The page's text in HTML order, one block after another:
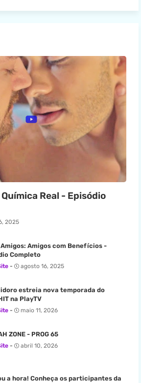
Real - Episódio
2025
Amigos com Benefícios -
Completo
agosto 16, 2025
estreia nova temporada do
na PlayTV
maio 11, 2026
ZONE - PROG 65
abril 10, 2026
a hora! Conheça os participantes da